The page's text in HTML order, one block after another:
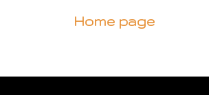
Home page